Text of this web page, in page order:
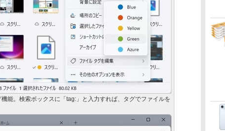
能。検索ボックスに「tag:」と入力すれば、タグでファイルを